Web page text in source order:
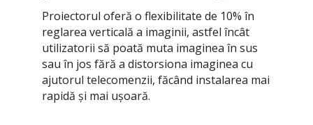
Proiectorul oferă o flexibilitate de 10% în
reglarea verticală a imaginii, astfel încât
utilizatorii să poată muta imaginea în sus
sau în jos fără a distorsiona imaginea cu
ajutorul telecomenzii, făcând instalarea mai
rapidă și mai ușoară.